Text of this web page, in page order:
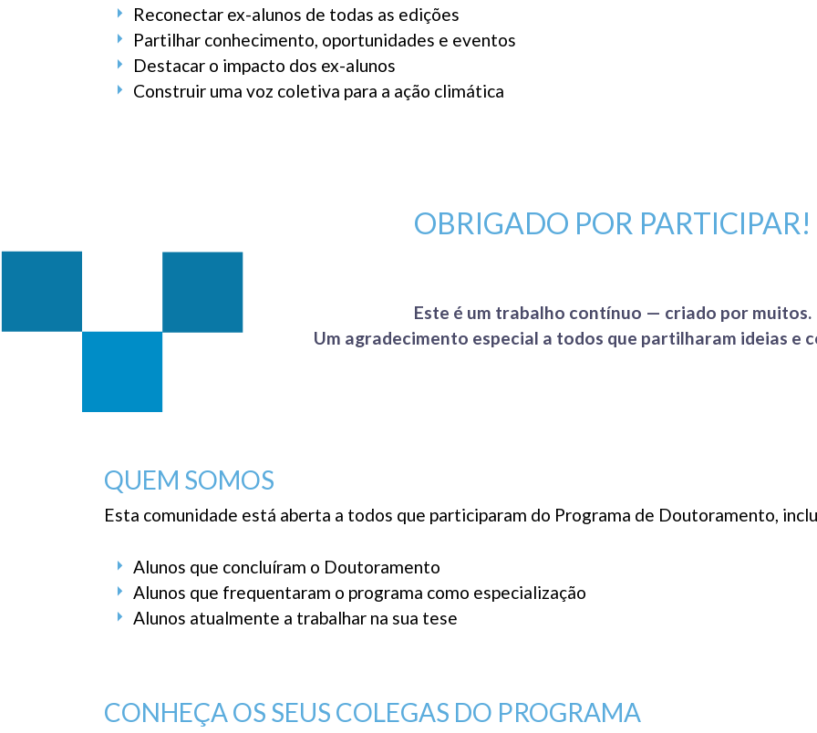
Reconectar ex-alunos de todas as edições
Partilhar conhecimento, oportunidades e eventos
Destacar o impacto dos ex-alunos
Construir uma voz coletiva para a ação climática
OBRIGADO POR PARTICIPAR!
Este é um trabalho contínuo — criado por muitos.
Um agradecimento especial a todos que partilharam ideias e
QUEM SOMOS
Esta comunidade está aberta a todos que participaram do Programa de Doutoramento,
Alunos que concluíram o Doutoramento
Alunos que frequentaram o programa como especialização
Alunos atualmente a trabalhar na sua tese
CONHEÇA OS SEUS COLEGAS DO PROGRAMA